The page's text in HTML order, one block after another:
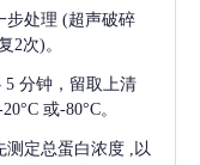
步处理 (超声破碎
2次)。
5 分钟，留取上清
或-80°C。
测定总蛋白浓度
,以